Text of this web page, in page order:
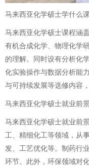
马来西亚化学硕士学什么
马来西亚化学硕士课程涵
有机合成化学、物理化学
的理解。同时设有分析化
化实验操作与数据分析能
与可持续发展等选修内容
马来西亚化学硕士就业前
马来西亚化学硕士就业前
工、精细化工等领域，从
发、工艺优化等。制药行
环节。此外，环保领域对